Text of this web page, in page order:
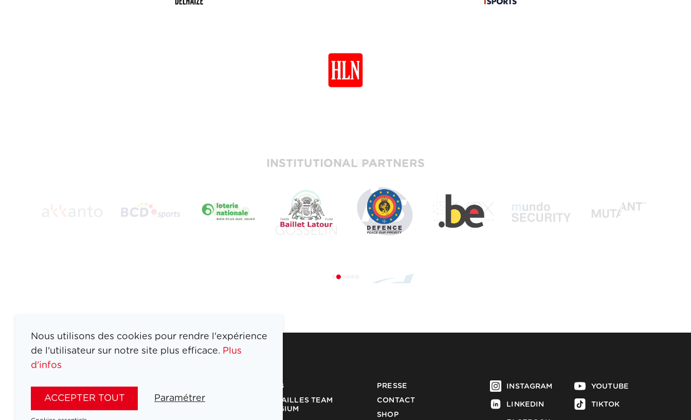
INSTITUTIONAL PARTNERS
JEUX
MÉDAILLES TEAM
BELGIUM
PARTENAIRES
CONTACT
SHOP
Nous utilisons des cookies pour rendre l'expérience
de l'utilisateur sur notre site plus efficace. Plus
d'infos
ACCEPTER TOUT Paramétrer